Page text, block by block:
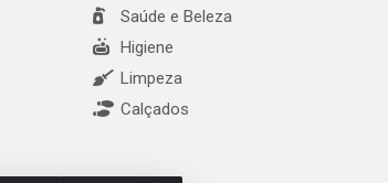
Saúde e Beleza
Higiene
Limpeza
Calçados